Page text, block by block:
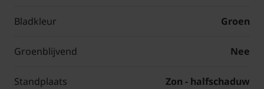
Bladkleur Groen
Groenblijvend Nee
Standplaats Zon - halfschaduw